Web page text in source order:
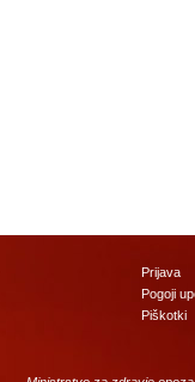
Prijava
Pogoji
Piškotki